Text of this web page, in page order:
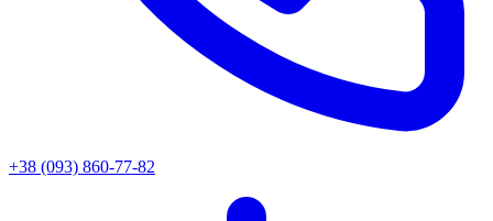
+38 (093) 860-77-82